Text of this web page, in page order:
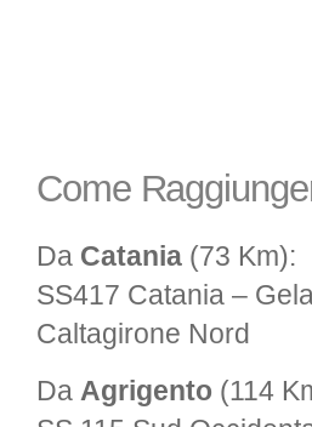
Come
Da Catania (73 Km):
SS417 Catania –
Caltagirone Nord
Da Agrigento (114